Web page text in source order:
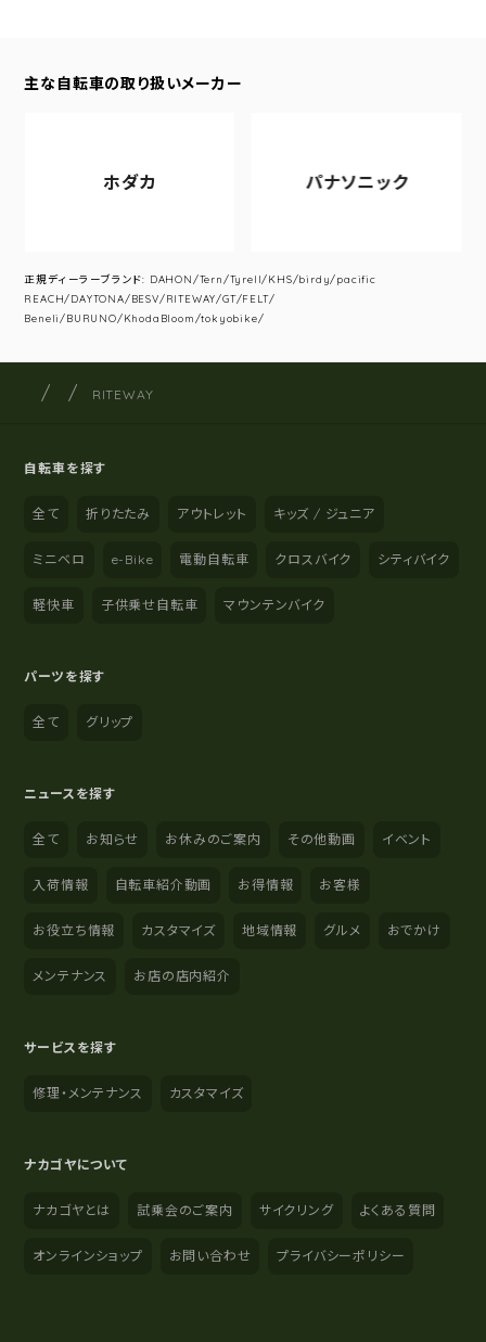
主な自転車の取り扱いメーカー
ホダカ パナソニック
正規ディーラーブランド: DAHON/Tern/Tyrell/KHS/birdy/pacific
REACH/DAYTONA/BESV/RITEWAY/GT/FELT/
Beneli/BURUNO/KhodaBloom/tokyobike/
サイト内の現在地
サイクルショップナカゴヤ
RITEWAY
自転車を探す
全て 折りたたみ アウトレット キッズ / ジュニア
ミニベロ e-Bike 電動自転車 クロスバイク シティバイク
軽快車 子供乗せ自転車 マウンテンバイク
パーツを探す
全て グリップ
ニュースを探す
全て お知らせ お休みのご案内 その他動画 イベント
入荷情報 自転車紹介動画 お得情報 お客様
お役立ち情報 カスタマイズ 地域情報 グルメ おでかけ
メンテナンス お店の店内紹介
サービスを探す
修理・メンテナンス カスタマイズ
ナカゴヤについて
ナカゴヤとは 試乗会のご案内 サイクリング よくある質問
オンラインショップ お問い合わせ プライバシーポリシー